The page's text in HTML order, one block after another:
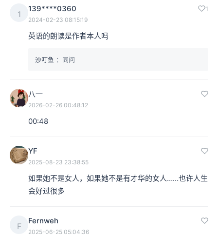
1
139****0360 1
2024-02-23 08:15:19
英语的朗读是作者本人吗
沙叮鱼 ：同问
八一
2026-02-26 00:48:12
00:48
YF
2025-08-23 23:38:55
如果她不是女人，如果她不是有才华的女人……也许人生
会好过很多
F
Fernweh
2025-06-25 05:04:36